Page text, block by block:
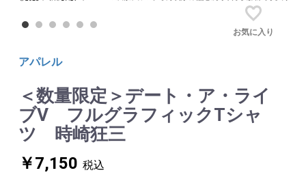
お気に入り
アパレル
＜数量限定＞デート・ア・ライ
ブⅤ フルグラフィックTシャ
ツ 時崎狂三
￥7,150 税込